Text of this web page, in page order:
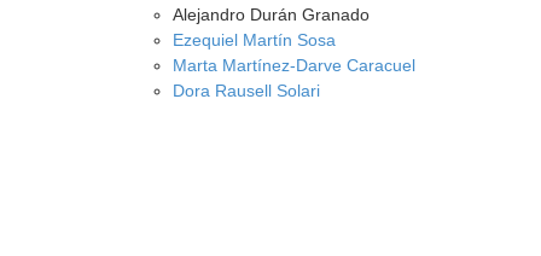
Alejandro Durán Granado
Ezequiel Martín Sosa
Marta Martínez-Darve Caracuel
Dora Rausell Solari